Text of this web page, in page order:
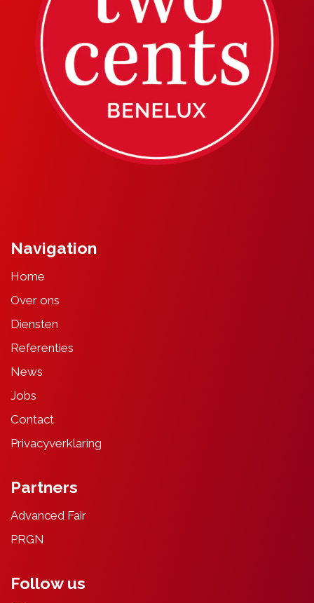
Navigation
Home
Over ons
Diensten
Referenties
News
Jobs
Contact
Privacyverklaring
Partners
Advanced Fair
PRGN
Follow us